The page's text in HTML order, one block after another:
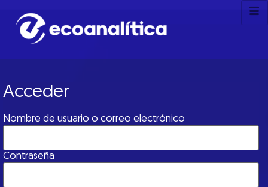
Acceder
Nombre de usuario o correo electrónico
Contraseña